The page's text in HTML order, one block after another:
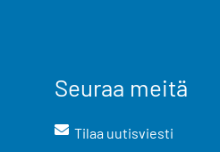
Seuraa meitä
Tilaa uutisviesti